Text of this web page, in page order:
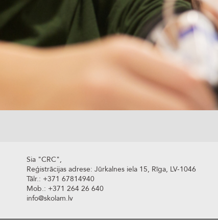
Sia "CRC",
Reģistrācijas adrese: Jūrkalnes iela 15, Rīga, LV-1046
Tālr.: +371 67814940
Mob.: +371 264 26 640
info@skolam.lv